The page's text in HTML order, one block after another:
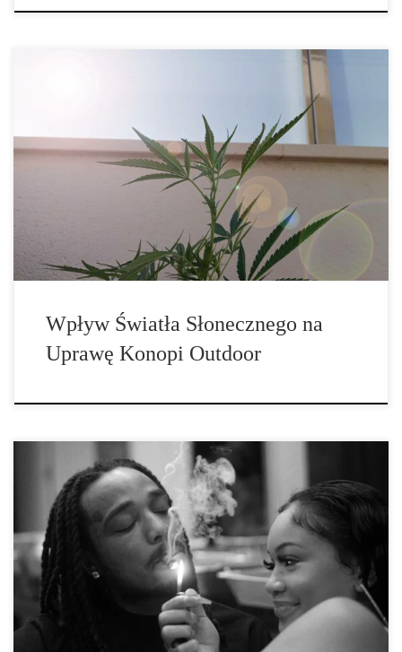
Uprawa konopi na świeżym powietrzu, znana jako uprawa
outdoor, opiera się na naturalnych warunkach środowiskowych, a
światło słoneczne odgrywa tutaj kluczową rolę. Światło jest
podstawowym źródłem energii dla fotosyntezy – procesu, który
pozwala roślinom przekształcać światło, wodę i dwutlenek węgla
w glukozę i tlen. Bez odpowiedniego światła konopie nie mogą
Wpływ Światła Słonecznego na
Uprawę Konopi Outdoor
Wszystko co powinieneś wiedzieć o wpływie marihuany na seks.
Pomijając wszystko, co ma do powiedzenia nauka, gdybyśmy
zapytali odsetek osób palących w społeczeństwie, moglibyśmy
śmiało stwierdzić, że prawie wszyscy zgodziliby się, że marihuana
poprawia stosunki seksualne. Jednakże, jeśli chodzi o przyjemność
seksualną, wszystko jest dość subiektywne, więc nie możemy